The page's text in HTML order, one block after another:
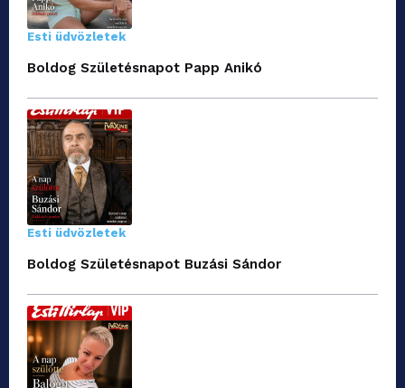
Esti üdvözletek
Boldog Születésnapot Papp Anikó
Esti üdvözletek
Boldog Születésnapot Buzási Sándor